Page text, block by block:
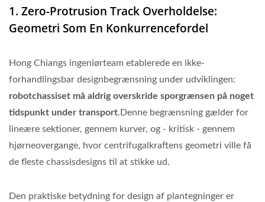
1. Zero-Protrusion Track Overholdelse:
Geometri Som En Konkurrencefordel
Hong Chiangs ingeniørteam etablerede en ikke-
forhandlingsbar designbegrænsning under udviklingen:
robotchassiset må aldrig overskride sporgrænsen på noget
tidspunkt under transport.Denne begrænsning gælder for
lineære sektioner, gennem kurver, og - kritisk - gennem
hjørneovergange, hvor centrifugalkraftens geometri ville få
de fleste chassisdesigns til at stikke ud.
Den praktiske betydning for design af plantegninger er